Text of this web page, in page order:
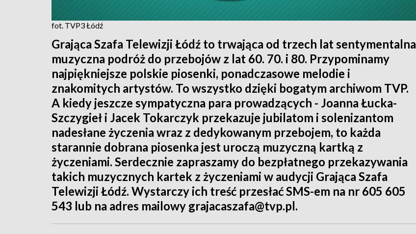
fot. TVP3 Łódź
Grająca Szafa Telewizji Łódź to trwająca od trzech lat sentymentalna
muzyczna podróż do przebojów z lat 60. 70. i 80. Przypominamy
najpiękniejsze polskie piosenki, ponadczasowe melodie i
znakomitych artystów. To wszystko dzięki bogatym archiwom TVP.
A kiedy jeszcze sympatyczna para prowadzących - Joanna Łucka-
Szczygieł i Jacek Tokarczyk przekazuje jubilatom i solenizantom
nadesłane życzenia wraz z dedykowanym przebojem, to każda
starannie dobrana piosenka jest uroczą muzyczną kartką z
życzeniami. Serdecznie zapraszamy do bezpłatnego przekazywania
takich muzycznych kartek z życzeniami w audycji Grająca Szafa
Telewizji Łódź. Wystarczy ich treść przesłać SMS-em na nr 605 605
543 lub na adres mailowy grajacaszafa@tvp.pl.